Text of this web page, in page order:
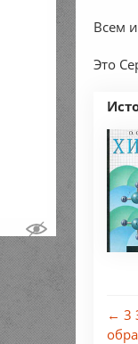
Всем
Это
← 3